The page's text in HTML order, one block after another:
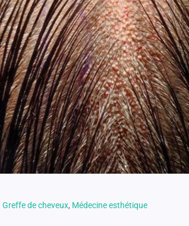
Greffe de cheveux, Médecine esthétique